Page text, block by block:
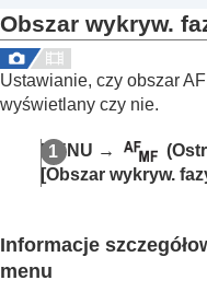
Czynności podstawowe
Przygotowywanie aparatu /
rejestrowania obrazów
Znajdowanie funkcji w MENU
Korzystanie z funkcji
Wybór trybu
Ustawianie ostrości
Standard.
Obszar wykryw.
Ustawianie, czy obszar
wyświetlany czy nie.
MENU → (
[Obszar wykryw.
Informacje
menu